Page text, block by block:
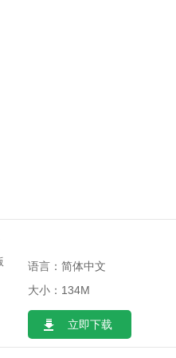
语言：简体中文
大小：134M
立即下载